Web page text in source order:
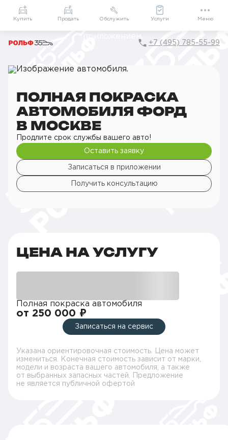
Приложение
Мой РОЛЬФ
Подарки внутри
+7 (495) 785-55-99
Главная
РОЛЬФ Сервис
Сервис Ford
Кузовной ремонт
Покраска кузова
Полная покраска автомобиля
ПОЛНАЯ ПОКРАСКА
АВТОМОБИЛЯ ФОРД
В МОСКВЕ
Продлите срок службы вашего авто!
Оставить заявку
Записаться в приложении
Получить консультацию
ЦЕНА НА УСЛУГУ
Полная покраска автомобиля
от 250 000 ₽
Записаться на сервис
Указана ориентировочная стоимость. Цена может
измениться. Конечная стоимость зависит от марки,
модели и возраста вашего автомобиля, а также
от выбранных запасных частей. Предложение
не является публичной офертой
Купить Продать Обслужить Услуги Меню